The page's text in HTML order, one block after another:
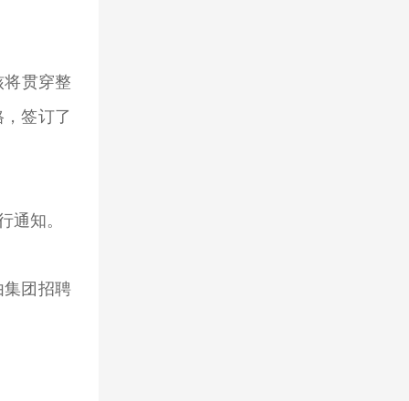
将贯穿整
签订了
通知。
集团招聘